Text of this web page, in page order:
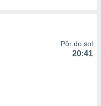
Pôr do sol
20:41